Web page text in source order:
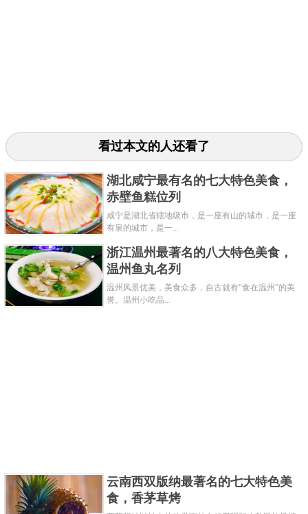
环境下，能活过一百岁都不常见，但有记录的最长寿
命电鳗活到了150多岁，这是非常罕见的。
关键字：最长 鱼 寿命
共3页: 上一页 1 2 3 下一页
看过本文的人还看了
湖北咸宁最有名的七大特色美食，
赤壁鱼糕位列
咸宁是湖北省辖地级市，是一座有山的城市，是一座
有泉的城市，是一...
浙江温州最著名的八大特色美食，
温州鱼丸名列
温州风景优美，美食众多，自古就有“食在温州”的美
誉。温州小吃品...
云南西双版纳最著名的七大特色美
食，香茅草烤